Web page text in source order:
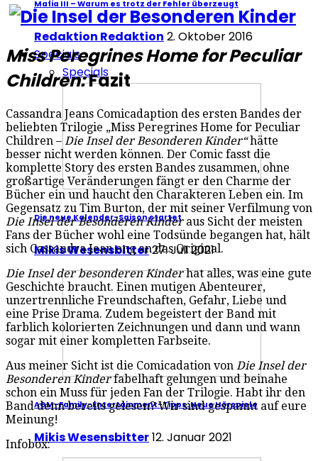
Mafia III – Warum es trotz der Fehler überzeugt
Redaktion Redaktion 2. Oktober 2016
Specials
Specials
Die neue Kalender-Saison startet
Mikis Wesensbitter27. Juli 2021
AGM-Family-Entertainment-Tipps: Neue Hörspiele
Mikis Wesensbitter12. Januar 2021
Miss Peregrines Home for Peculiar
Children:Fazit
Cassandra Jeans Comicadaption des ersten Bandes der
beliebten Trilogie „Miss Peregrines Home for Peculiar
Children – Die Insel der Besonderen Kinder“hätte
besser nicht werden können. Der Comic fasst die
komplette Story des ersten Bandes zusammen, ohne
großartige Veränderungen fängt er den Charme der
Bücher ein und haucht den Charakteren Leben ein. Im
Gegensatz zu Tim Burton, der mit seiner Verfilmung von
Die Insel der Besonderen Kinderaus Sicht der meisten
Fans der Bücher wohl eine Todsünde begangen hat, hält
sich Cassandra Jean eng an das Original.
Die Insel der besonderen Kinderhat alles, was eine gute
Geschichte braucht. Einen mutigen Abenteurer,
unzertrennliche Freundschaften, Gefahr, Liebe und
eine Prise Drama. Zudem begeistert der Band mit
farblich kolorierten Zeichnungen und dann und wann
sogar mit einer kompletten Farbseite.
Aus meiner Sicht ist die Comicadation von Die Insel der
Besonderen Kinderfabelhaft gelungen und beinahe
schon ein Muss für jeden Fan der Trilogie. Habt ihr den
Band denn bereits gelesen? Wir sind gespannt auf eure
Meinung!
Infobox: